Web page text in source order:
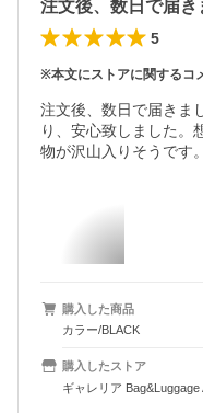
5
※本文にストアに関するコ
注文後、数日で届きま
り、安心致しました。
物が沢山入りそうです。
購入した商品
カラー/BLACK
購入したストア
ギャレリア Bag&Luggage